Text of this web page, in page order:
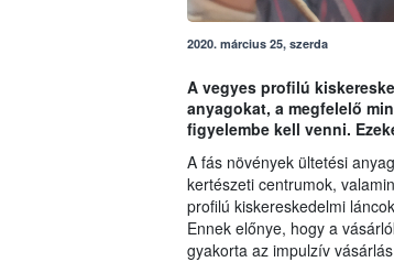
2020. március 25, szerda
A vegyes profilú
anyagokat, a megfelelő
figyelembe kell venni.
A fás növények ültetési
kertészeti centrumok,
profilú kiskereskedelmi
Ennek előnye, hogy a
gyakorta az impulzív